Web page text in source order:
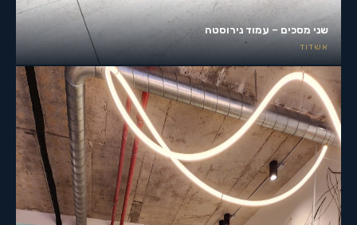
שני מסכים – עמוד נירוסטה
אשדוד